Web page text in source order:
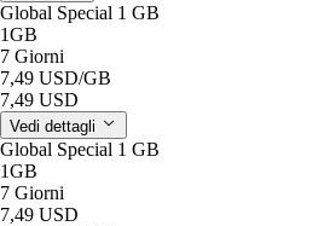
Global Special 1 GB
1GB
7 Giorni
7,49 USD/GB
7,49 USD
Vedi dettagli
Global Special 1 GB
1GB
7 Giorni
7,49 USD